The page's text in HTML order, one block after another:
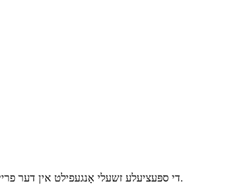
די ספּעציעלע זשעלי אָנגעפילט אין דער פרייער רער גיט די פֿאַזערס קריטישן שוץ.